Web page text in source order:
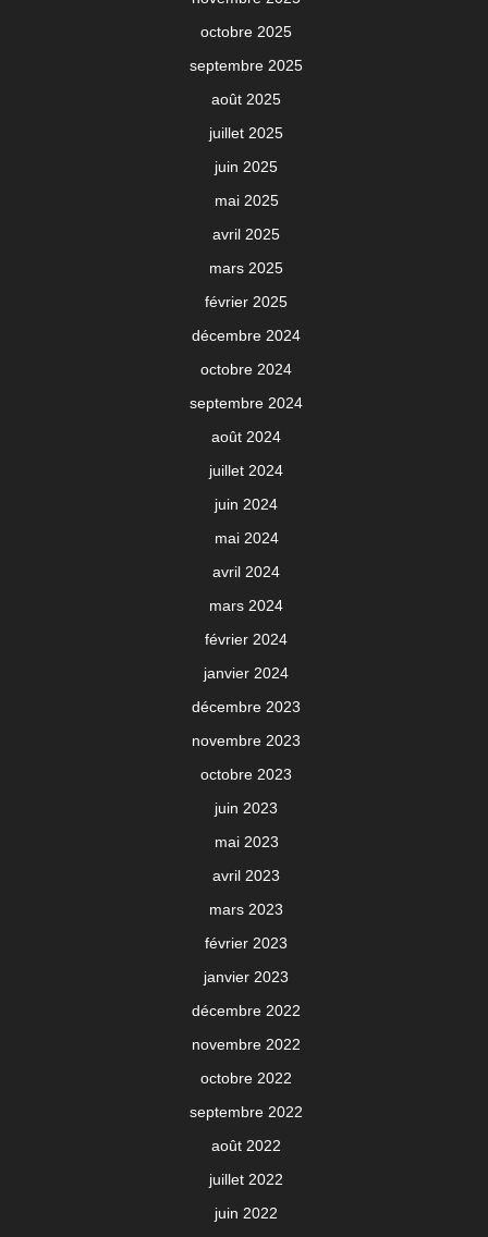
octobre 2025
septembre 2025
août 2025
juillet 2025
juin 2025
mai 2025
avril 2025
mars 2025
février 2025
décembre 2024
octobre 2024
septembre 2024
août 2024
juillet 2024
juin 2024
mai 2024
avril 2024
mars 2024
février 2024
janvier 2024
décembre 2023
novembre 2023
octobre 2023
juin 2023
mai 2023
avril 2023
mars 2023
février 2023
janvier 2023
décembre 2022
novembre 2022
octobre 2022
septembre 2022
août 2022
juillet 2022
juin 2022